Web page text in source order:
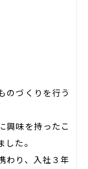
のづくりを行う
興味を持ったこ
た。
わり、入社３年